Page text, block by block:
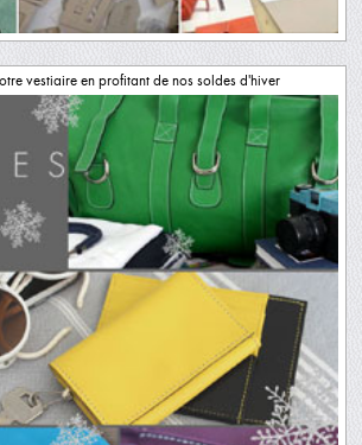
vestiaire en profitant de nos soldes d'hiver